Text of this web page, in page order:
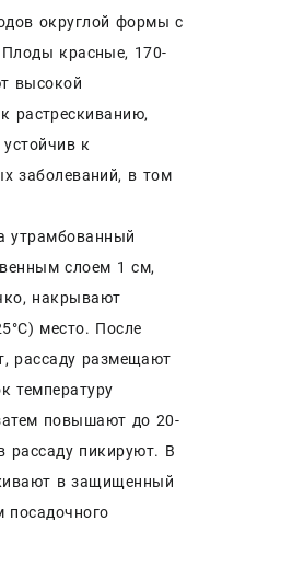
округлой формы с
красные, 170-
высокой
растрескиванию,
к
заболеваний, в том
утрамбованный
слоем 1 см,
накрывают
место. После
рассаду размещают
температуру
повышают до 20-
рассаду пикируют. В
в защищенный
посадочного